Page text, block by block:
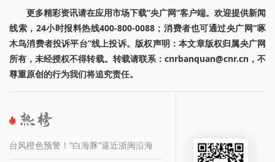
更多精彩资讯请在应用市场下载“央广网”客户端。欢迎提供新闻
线索，24小时报料热线400-800-0088；消费者也可通过央广网“啄
木鸟消费者投诉平台”线上投诉。版权声明：本文章版权归属央广网
所有，未经授权不得转载。转载请联系：cnrbanquan@cnr.cn，不
尊重原创的行为我们将追究责任。
台风橙色预警！“白海豚”逼近浙闽沿海